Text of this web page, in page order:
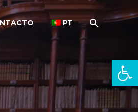
PT